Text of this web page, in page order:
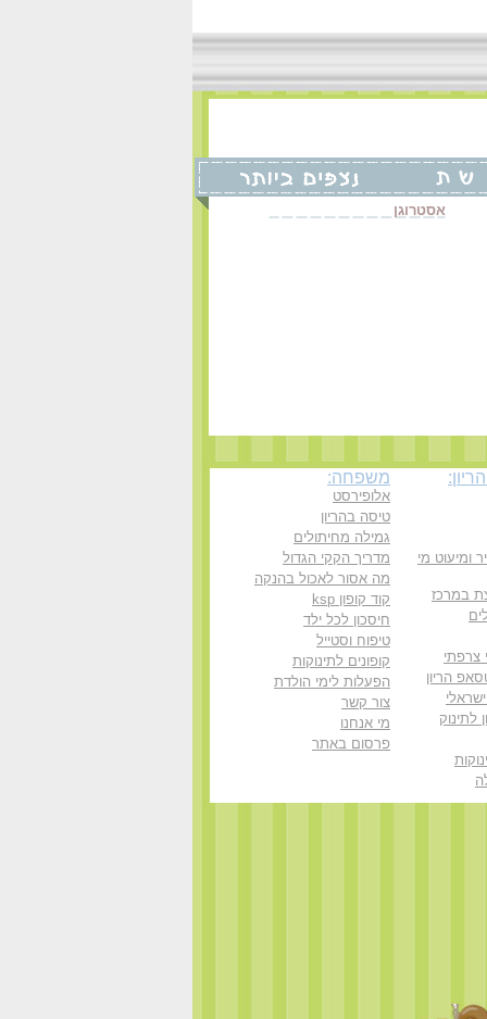
אסטרוגן
ומיעוט מי
במרכז
צרפתי
הריון
לתינוק
משפחה:
אלופירסט
טיסה בהריון
גמילה מחיתולים
מדריך הקקי הגדול
מה אסור לאכול בהנקה
קוד קופון ksp
חיסכון לכל ילד
טיפוח וסטייל
קופונים לתינוקות
הפעלות לימי הולדת
צור קשר
מי אנחנו
פרסום באתר